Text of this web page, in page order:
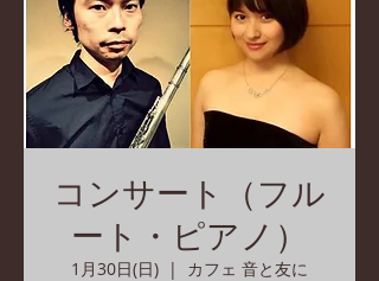
コンサート（フル
ート・ピアノ）
1月30日(日)
  |
カフェ 音と友に